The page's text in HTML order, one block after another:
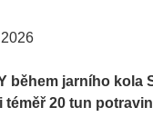
během jarního kola
téměř 20 tun